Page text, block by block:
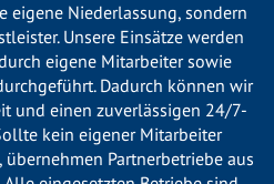
eigene Niederlassung, sondern
Unsere Einsätze werden
eigene Mitarbeiter sowie
Dadurch können wir
und einen zuverlässigen 24/7-
kein eigener Mitarbeiter
Partnerbetriebe aus